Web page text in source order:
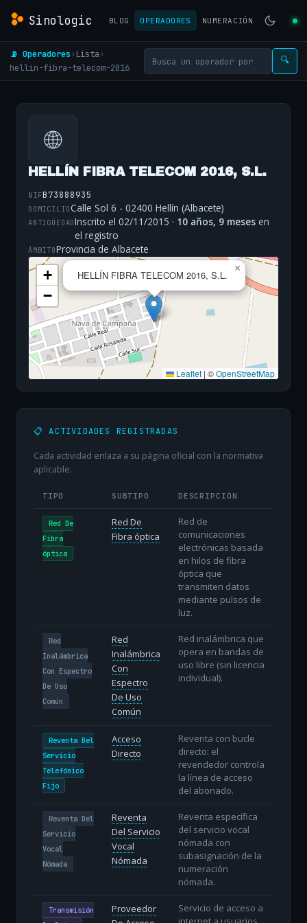
Sinologic BLOG OPERADORES NUMERACIÓN
📡 Operadores› Lista›
hellin-fibra-telecom-2016
🔍
🌐
HELLÍN FIBRA TELECOM 2016, S.L.
NIFB73888935
DOMICILIOCalle Sol 6 - 02400 Hellín (Albacete)
ANTIGÜEDADInscrito el 02/11/2015 · 10 años, 9 meses en
el registro
ÁMBITOProvincia de Albacete
HELLÍN FIBRA TELECOM 2016, S.L.
×
+
−
Leaflet | ©OpenStreetMap
📋 ACTIVIDADES REGISTRADAS
Cada actividad enlaza a su página oficial con la normativa
aplicable.
TIPO SUBTIPO DESCRIPCIÓN
Red De
Fibra
óptica
Red De
Fibra óptica
Red de
comunicaciones
electrónicas basada
en hilos de fibra
óptica que
transmiten datos
mediante pulsos de
luz.
Red
Inalámbrica
Con Espectro
De Uso
Común
Red
Inalámbrica
Con
Espectro
De Uso
Común
Red inalámbrica que
opera en bandas de
uso libre (sin licencia
individual).
Reventa Del
Servicio
Telefónico
Fijo
Acceso
Directo
Reventa con bucle
directo: el
revendedor controla
la línea de acceso
del abonado.
Reventa Del
Servicio
Vocal
Nómada
Reventa
Del Servicio
Vocal
Nómada
Reventa específica
del servicio vocal
nómada con
subasignación de la
numeración
nómada.
Transmisión
Proveedor
Servicio de acceso a